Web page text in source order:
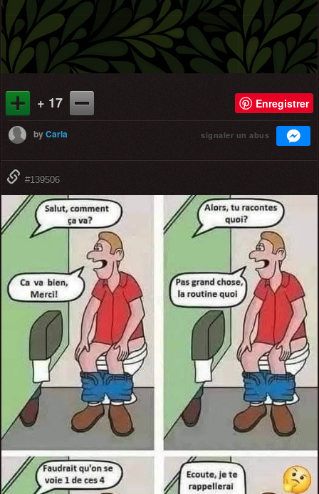
+ 17 Enregistrer
byCarla signaler un abus
#139506